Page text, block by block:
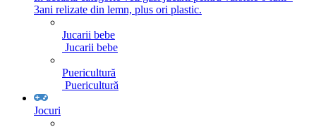
3ani relizate din lemn, plus ori plastic.
Jucarii bebe
Jucarii bebe
Puericultură
Puericultură
Jocuri